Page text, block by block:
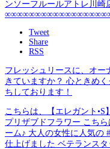
Tweet
Share
RSS
フレッシュリースに、オー
きていますか？ 心ときめ
ちしております！
こちらは、【エレガント
プリザブドフラワー こち
ーム♪ 大人の女性に人気の
仕上げました ベテランス